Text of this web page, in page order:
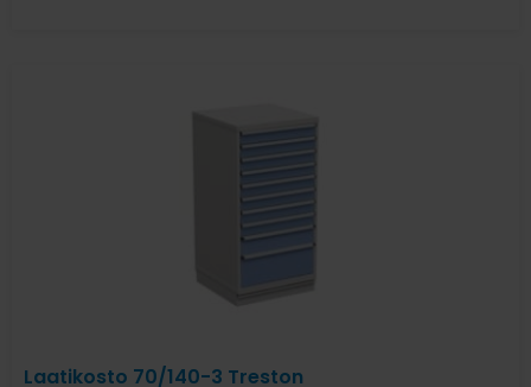
Laatikosto 70/140-3 Treston